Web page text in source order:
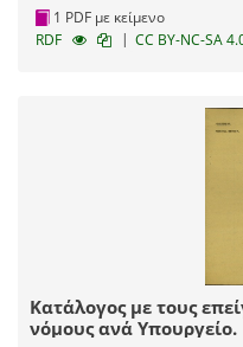
1 PDF με κείμενο
RDF
| CC BY-NC-SA
Κατάλογος με τους
νόμους ανά Υπουργείο.